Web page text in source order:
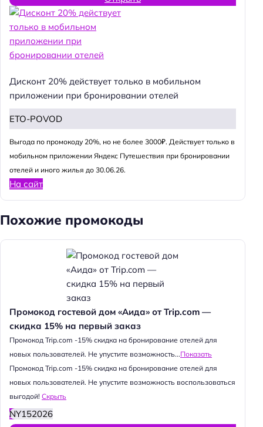
Дисконт 20% действует только в мобильном
приложении при бронировании отелей
ETO-POVOD
Выгода по промокоду 20%, но не более 3000₽. Действует только в
мобильном приложении Яндекс Путешествия при бронировании
отелей и иного жилья до 30.06.26.
На сайт
Похожие промокоды
Промокод гостевой дом «Аида» от Trip.com —
скидка 15% на первый заказ
Промокод Trip.com -15% скидка на бронирование отелей для
новых пользователей. Не упустите возможность...Показать
Промокод Trip.com -15% скидка на бронирование отелей для
новых пользователей. Не упустите возможность воспользоваться
выгодой! Скрыть
NY152026